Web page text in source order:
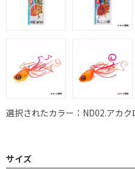
選択されたカラー：ND02.アカク
サイズ